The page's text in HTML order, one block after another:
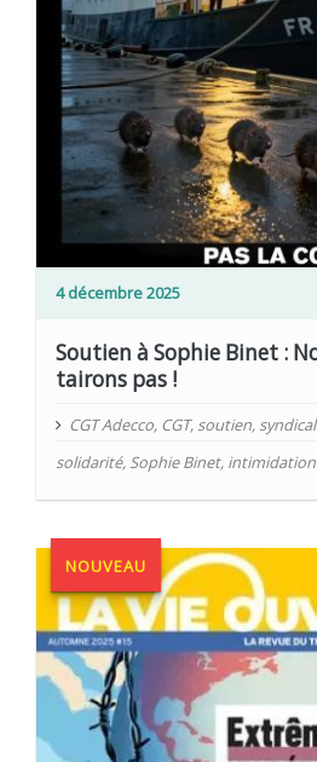
4 décembre 2025
Soutien à Sophie Binet :
tairons pas !
CGT Adecco, CGT, soutien,
solidarité, Sophie Binet, intimidation
NOUVEAU